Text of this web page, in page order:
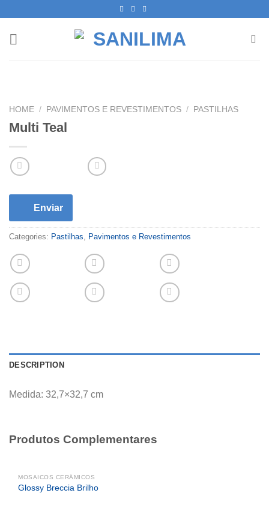
content
HOME / PAVIMENTOS E REVESTIMENTOS / PASTILHAS
Multi Teal
Enviar
Categories: Pastilhas, Pavimentos e Revestimentos
DESCRIPTION
Medida: 32,7×32,7 cm
Produtos Complementares
MOSAICOS CERÂMICOS
Glossy Breccia Brilho